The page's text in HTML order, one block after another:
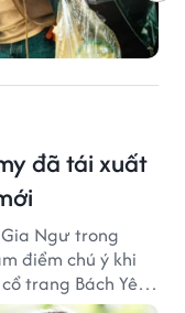
đã tái xuất
Ngư trong
điểm chú ý khi
trang Bách Yêu